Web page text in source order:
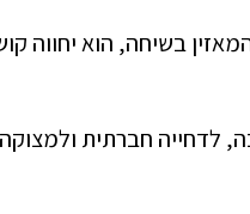
בשיחה, הוא יחווה
לדחייה חברתית